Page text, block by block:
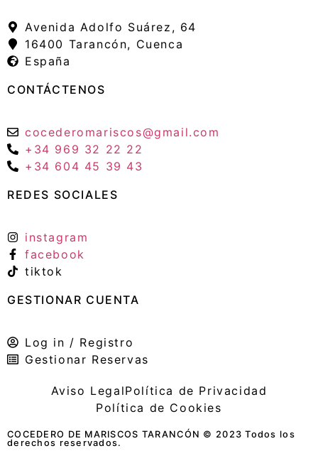
Avenida Adolfo Suárez, 64
16400 Tarancón, Cuenca
España
CONTÁCTENOS
cocederomariscos@gmail.com
+34 969 32 22 22
+34 604 45 39 43
REDES SOCIALES
instagram
facebook
tiktok
GESTIONAR CUENTA
Log in / Registro
Gestionar Reservas
Aviso LegalPolítica de Privacidad
Política de Cookies
COCEDERO DE MARISCOS TARANCÓN © 2023 Todos los
derechos reservados.